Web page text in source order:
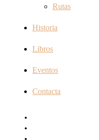
Rutas
Historia
Libros
Eventos
Contacta